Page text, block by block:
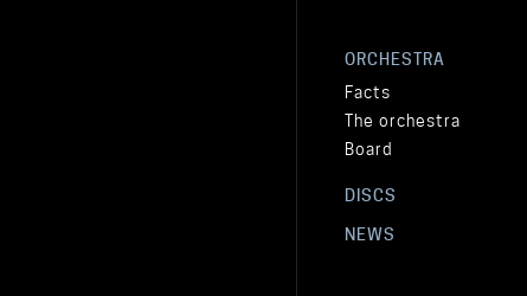
ORCHESTRA
Facts
The orchestra
Board
DISCS
NEWS